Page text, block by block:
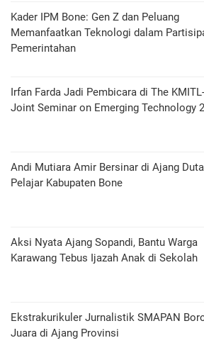
Kader IPM Bone: Gen Z dan Peluang
Memanfaatkan Teknologi dalam
Pemerintahan
Irfan Farda Jadi Pembicara di The
Joint Seminar on Emerging Technology
Andi Mutiara Amir Bersinar di Ajang Duta
Pelajar Kabupaten Bone
Aksi Nyata Ajang Sopandi, Bantu Warga
Karawang Tebus Ijazah Anak di Sekolah
Ekstrakurikuler Jurnalistik SMAPAN
Juara di Ajang Provinsi